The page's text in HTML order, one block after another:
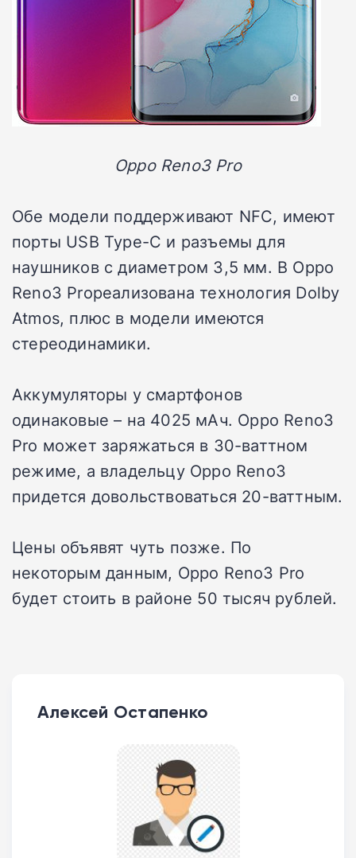
Oppo Reno3 Pro
Обе модели поддерживают NFC, имеют
порты USB Type-C и разъемы для
наушников с диаметром 3,5 мм. В Oppo
Reno3 Proреализована технология Dolby
Atmos, плюс в модели имеются
стереодинамики.
Аккумуляторы у смартфонов
одинаковые – на 4025 мАч. Oppo Reno3
Pro может заряжаться в 30-ваттном
режиме, а владельцу Oppo Reno3
придется довольствоваться 20-ваттным.
Цены объявят чуть позже. По
некоторым данным, Oppo Reno3 Pro
будет стоить в районе 50 тысяч рублей.
Алексей Остапенко